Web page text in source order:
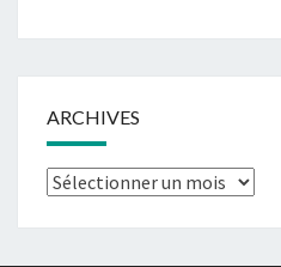
ARCHIVES
Archives